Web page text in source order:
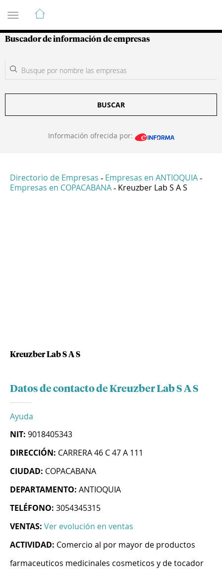
Guía de Empresas Colombianas
Buscador de información de empresas
BUSCAR
Información ofrecida por:
Directorio de Empresas - Empresas en ANTIOQUIA -
Empresas en COPACABANA - Kreuzber Lab S A S
Kreuzber Lab S A S
Datos de contacto de Kreuzber Lab S A S
Ayuda
NIT: 9018405343
DIRECCIÓN: CARRERA 46 C 47 A 111
CIUDAD: COPACABANA
DEPARTAMENTO: ANTIOQUIA
TELÉFONO: 3054345315
VENTAS: Ver evolución en ventas
ACTIVIDAD: Comercio al por mayor de productos
farmaceuticos medicinales cosmeticos y de tocador